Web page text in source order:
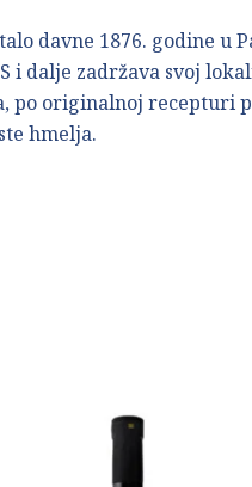
davne 1876. godine u
i dalje zadržava svoj
po originalnoj recepturi
hmelja.